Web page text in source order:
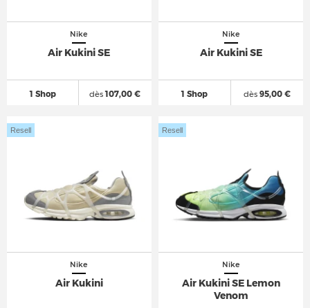
Nike
Air Kukini SE
1 Shop dès107,00 €
Nike
Air Kukini SE
1 Shop dès95,00 €
Nike
Air Kukini
Resell
Nike
Air Kukini SE Lemon
Venom
Resell